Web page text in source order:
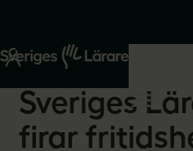
Start
Om oss
2026-05-26
Sveriges
firar